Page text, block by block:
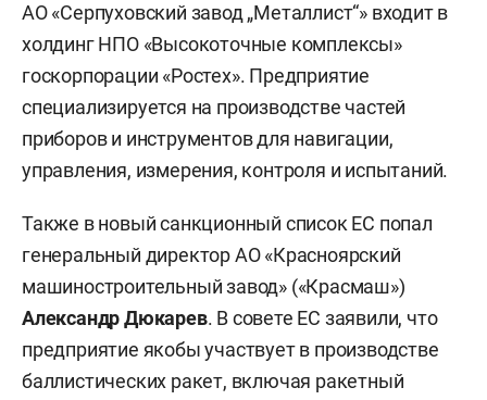
АО «Серпуховский завод „Металлист“» входит в
холдинг НПО «Высокоточные комплексы»
госкорпорации «Ростех». Предприятие
специализируется на производстве частей
приборов и инструментов для навигации,
управления, измерения, контроля и испытаний.
Также в новый санкционный список ЕС попал
генеральный директор АО «Красноярский
машиностроительный завод» («Красмаш»)
Александр Дюкарев. В совете ЕС заявили, что
предприятие якобы участвует в производстве
баллистических ракет, включая ракетный